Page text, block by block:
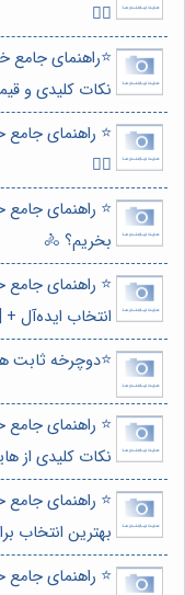
🚴‍♀️
⭐️راهنمای جامع
نکات کلیدی و
⭐️ راهنمای جامع
🚴‍♀️
⭐️ راهنمای
بخریم؟ 🚴
⭐️ راهنمای
انتخاب ایده‌آل
⭐️دوچرخه ثابت
⭐️ راهنمای
نکات کلیدی از
⭐️ راهنمای
بهترین انتخاب
⭐️ راهنمای